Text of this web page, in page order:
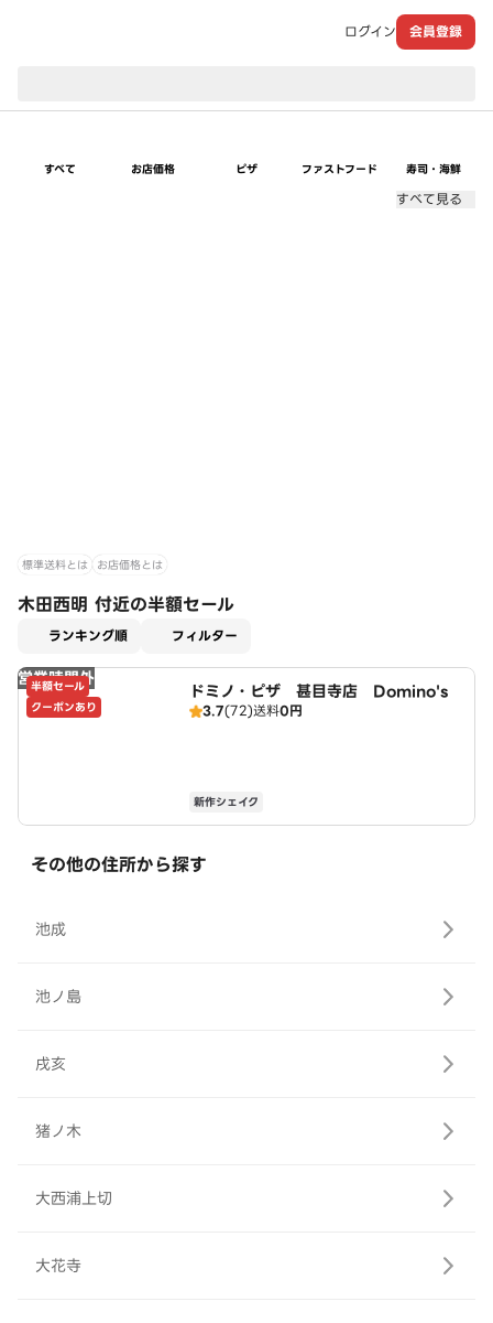
ログイン 会員登録
すべて お店価格 ピザ ファストフード 寿司・海鮮
すべて見る
標準送料とは お店価格とは
木田西明 付近の半額セール
ランキング順 フィルター
営業時間外
半額セール
クーポンあり
ドミノ・ピザ 甚目寺店 Domino's
3.7(72)送料0円
新作シェイク
その他の住所から探す
池成
池ノ島
戌亥
猪ノ木
大西浦上切
大花寺